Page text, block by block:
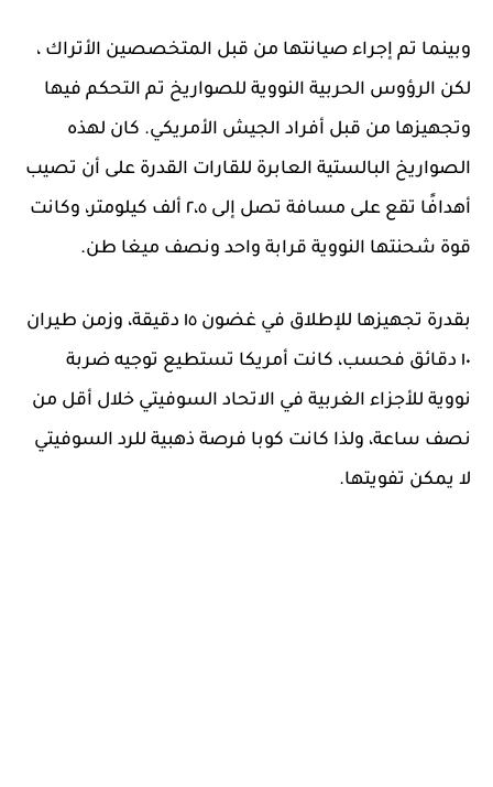
وبينما تم إجراء صيانتها من قبل المتخصصين الأتراك ،
لكن الرؤوس الحربية النووية للصواريخ تم التحكم فيها
وتجهيزها من قبل أفراد الجيش الأمريكي. كان لهذه
الصواريخ البالستية العابرة للقارات القدرة على أن تصيب
أهدافًا تقع على مسافة تصل إلى ٢،٥ ألف كيلومتر، وكانت
قوة شحنتها النووية قرابة واحد ونصف ميغا طن.
بقدرة تجهيزها للإطلاق في غضون ١٥ دقيقة، وزمن طيران
١٠ دقائق فحسب، كانت أمريكا تستطيع توجيه ضربة
نووية للأجزاء الغربية في الاتحاد السوفيتي خلال أقل من
نصف ساعة، ولذا كانت كوبا فرصة ذهبية للرد السوفيتي
لا يمكن تفويتها.